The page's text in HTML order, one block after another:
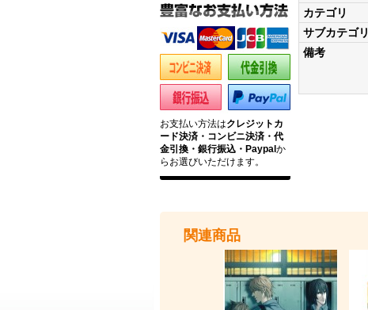
カテゴリ
サブカテゴリ
備考
お支払い方法はクレジットカ
ード決済・コンビニ決済・代
金引換・銀行振込・Paypalか
らお選びいただけます。
関連商品